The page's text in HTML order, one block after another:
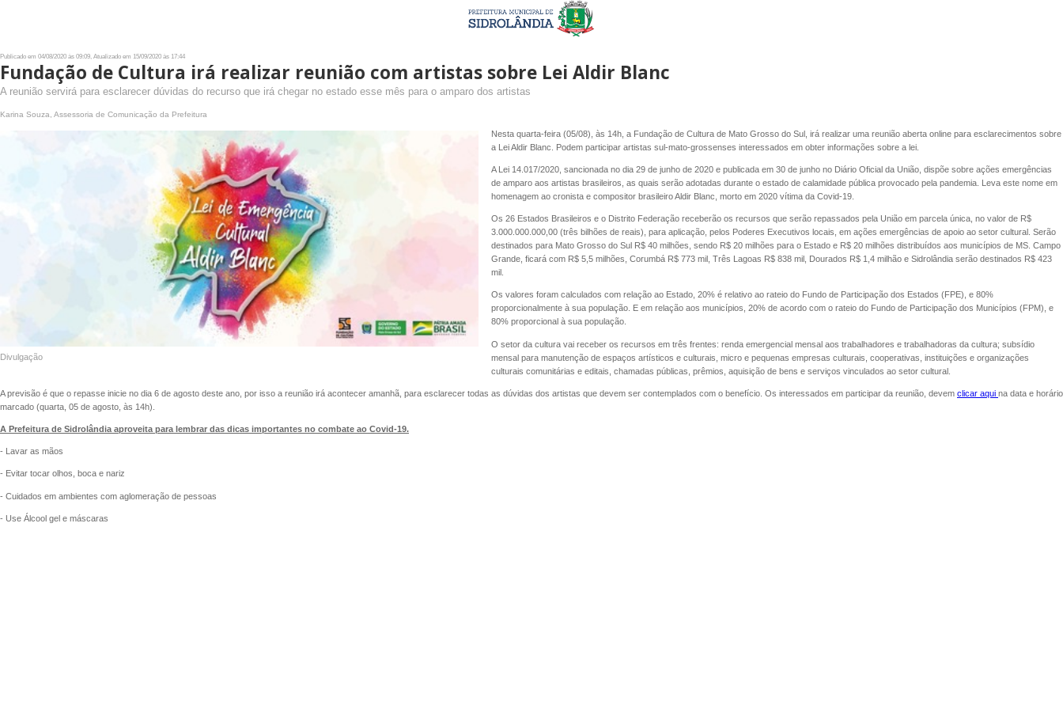
Publicado em 04/08/2020 às 09:09, Atualizado em 15/09/2020 às 17:44
Fundação de Cultura irá realizar reunião com artistas sobre Lei Aldir Blanc
A reunião servirá para esclarecer dúvidas do recurso que irá chegar no estado esse mês para o amparo dos artistas
Karina Souza, Assessoria de Comunicação da Prefeitura
Divulgação
Nesta quarta-feira (05/08), às 14h, a Fundação de Cultura de Mato Grosso do Sul, irá realizar uma reunião aberta online para esclarecimentos sobre
a Lei Aldir Blanc. Podem participar artistas sul-mato-grossenses interessados em obter informações sobre a lei.
A Lei 14.017/2020, sancionada no dia 29 de junho de 2020 e publicada em 30 de junho no Diário Oficial da União, dispõe sobre ações emergências
de amparo aos artistas brasileiros, as quais serão adotadas durante o estado de calamidade pública provocado pela pandemia. Leva este nome em
homenagem ao cronista e compositor brasileiro Aldir Blanc, morto em 2020 vítima da Covid-19.
Os 26 Estados Brasileiros e o Distrito Federação receberão os recursos que serão repassados pela União em parcela única, no valor de R$
3.000.000.000,00 (três bilhões de reais), para aplicação, pelos Poderes Executivos locais, em ações emergências de apoio ao setor cultural. Serão
destinados para Mato Grosso do Sul R$ 40 milhões, sendo R$ 20 milhões para o Estado e R$ 20 milhões distribuídos aos municípios de MS. Campo
Grande, ficará com R$ 5,5 milhões, Corumbá R$ 773 mil, Três Lagoas R$ 838 mil, Dourados R$ 1,4 milhão e Sidrolândia serão destinados R$ 423
mil.
Os valores foram calculados com relação ao Estado, 20% é relativo ao rateio do Fundo de Participação dos Estados (FPE), e 80%
proporcionalmente à sua população. E em relação aos municípios, 20% de acordo com o rateio do Fundo de Participação dos Municípios (FPM), e
80% proporcional à sua população.
O setor da cultura vai receber os recursos em três frentes: renda emergencial mensal aos trabalhadores e trabalhadoras da cultura; subsídio
mensal para manutenção de espaços artísticos e culturais, micro e pequenas empresas culturais, cooperativas, instituições e organizações
culturais comunitárias e editais, chamadas públicas, prêmios, aquisição de bens e serviços vinculados ao setor cultural.
A previsão é que o repasse inicie no dia 6 de agosto deste ano, por isso a reunião irá acontecer amanhã, para esclarecer todas as dúvidas dos artistas que devem ser contemplados com o benefício. Os interessados em participar da reunião, devem clicar aqui na data e horário
marcado (quarta, 05 de agosto, às 14h).
A Prefeitura de Sidrolândia aproveita para lembrar das dicas importantes no combate ao Covid-19.
- Lavar as mãos
- Evitar tocar olhos, boca e nariz
- Cuidados em ambientes com aglomeração de pessoas
- Use Álcool gel e máscaras